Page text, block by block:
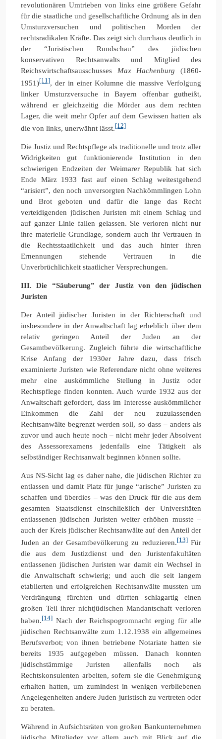
revolutionären Umtrieben von links eine größere Gefahr
für die staatliche und gesellschaftliche Ordnung als in den
Umsturzversuchen und politischen Morden der
rechtsradikalen Kräfte. Das zeigt sich durchaus deutlich in
der “Juristischen Rundschau” des jüdischen
konservativen Rechtsanwalts und Mitglied des
Reichswirtschaftsausschusses Max Hachenburg (1860-
1951)[11], der in einer Kolumne die massive Verfolgung
linker Umsturzversuche in Bayern offenbar gutheißt,
während er gleichzeitig die Mörder aus dem rechten
Lager, die weit mehr Opfer auf dem Gewissen hatten als
die von links, unerwähnt lässt.[12]
Die Justiz und Rechtspflege als traditionelle und trotz aller
Widrigkeiten gut funktionierende Institution in den
schwierigen Endzeiten der Weimarer Republik hat sich
Ende März 1933 fast auf einen Schlag weitestgehend
“arisiert”, den noch unversorgten Nachkömmlingen Lohn
und Brot geboten und dafür die lange das Recht
verteidigenden jüdischen Juristen mit einem Schlag und
auf ganzer Linie fallen gelassen. Sie verloren nicht nur
ihre materielle Grundlage, sondern auch ihr Vertrauen in
die Rechtsstaatlichkeit und das auch hinter ihren
Ernennungen stehende Vertrauen in die
Unverbrüchlichkeit staatlicher Versprechungen.
III. Die “Säuberung” der Justiz von den jüdischen
Juristen
Der Anteil jüdischer Juristen in der Richterschaft und
insbesondere in der Anwaltschaft lag erheblich über dem
relativ geringen Anteil der Juden an der
Gesamtbevölkerung. Zugleich führte die wirtschaftliche
Krise Anfang der 1930er Jahre dazu, dass frisch
examinierte Juristen wie Referendare nicht ohne weiteres
mehr eine auskömmliche Stellung in Justiz oder
Rechtspflege finden konnten. Auch wurde 1932 aus der
Anwaltschaft gefordert, dass im Interesse auskömmlicher
Einkommen die Zahl der neu zuzulassenden
Rechtsanwälte begrenzt werden soll, so dass – anders als
zuvor und auch heute noch – nicht mehr jeder Absolvent
des Assessorexamens jedenfalls eine Tätigkeit als
selbständiger Rechtsanwalt beginnen können sollte.
Aus NS-Sicht lag es daher nahe, die jüdischen Richter zu
entlassen und damit Platz für junge “arische” Juristen zu
schaffen und überdies – was den Druck für die aus dem
gesamten Staatsdienst einschließlich der Universitäten
entlassenen jüdischen Juristen weiter erhöhen musste –
auch der Kreis jüdischer Rechtsanwälte auf den Anteil der
Juden an der Gesamtbevölkerung zu reduzieren.[13]Für
die aus dem Justizdienst und den Juristenfakultäten
entlassenen jüdischen Juristen war damit ein Wechsel in
die Anwaltschaft schwierig; und auch die seit langem
etablierten und erfolgreichen Rechtsanwälte mussten um
Verdrängung fürchten und dürften schlagartig einen
großen Teil ihrer nichtjüdischen Mandantschaft verloren
haben.[14] Nach der Reichspogromnacht erging für alle
jüdischen Rechtsanwälte zum 1.12.1938 ein allgemeines
Berufsverbot; von ihnen betriebene Notariate hatten sie
bereits 1935 aufgegeben müssen. Danach konnten
jüdischstämmige Juristen allenfalls noch als
Rechtskonsulenten arbeiten, sofern sie die Genehmigung
erhalten hatten, um zumindest in wenigen verbliebenen
Angelegenheiten andere Juden juristisch zu vertreten oder
zu beraten.
Während in Aufsichtsräten von großen Bankunternehmen
jüdische Mitglieder vor allem auch mit Blick auf die